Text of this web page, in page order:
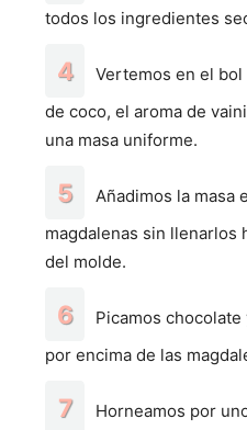
todos los ingredientes
Vertemos en el
de coco, el aroma de
una masa uniforme.
Añadimos la masa
magdalenas sin llenarlos
del molde.
Picamos
por encima de las
Horneamos por